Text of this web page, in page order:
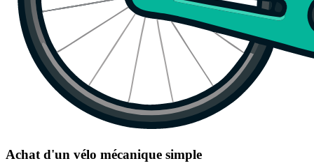
Achat d'un vélo mécanique simple